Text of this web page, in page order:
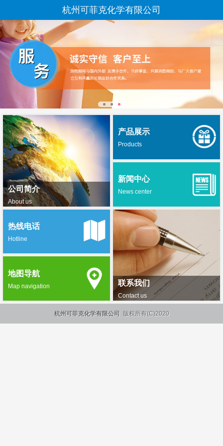
杭州可菲克化学有限公司
公司简介
About us
产品展示
Products
新闻中心
News center
联系我们
Contact us
热线电话
Hotline
地图导航
Map navigation
杭州可菲克化学有限公司 版权所有(C)2020